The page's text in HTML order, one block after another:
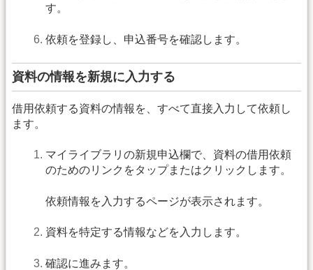
す。
依頼を登録し、申込番号を確認します。
資料の情報を新規に入力する
借用依頼する資料の情報を、すべて直接入力して依頼し
ます。
マイライブラリの新規申込欄で、資料の借用依頼
のためのリンクをタップまたはクリックします。
依頼情報を入力するページが表示されます。
資料を特定する情報などを入力します。
確認に進みます。